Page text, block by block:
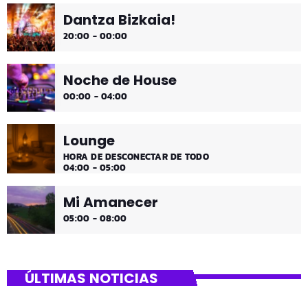
Dantza Bizkaia!
20:00 - 00:00
Noche de House
00:00 - 04:00
Lounge
HORA DE DESCONECTAR DE TODO
04:00 - 05:00
Mi Amanecer
05:00 - 08:00
ÚLTIMAS NOTICIAS